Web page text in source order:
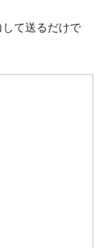
て送るだけで